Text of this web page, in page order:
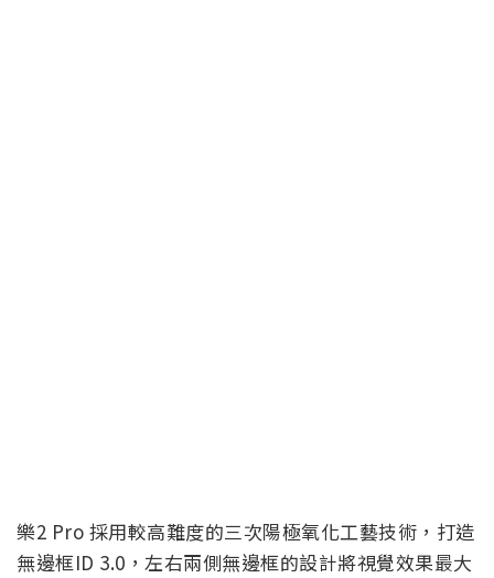
樂2 Pro 採用較高難度的三次陽極氧化工藝技術，打造
無邊框ID 3.0，左右兩側無邊框的設計將視覺效果最大